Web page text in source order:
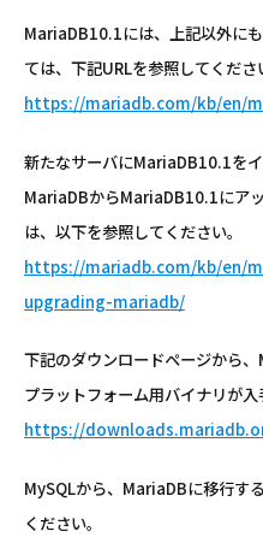
MariaDB10.1には、上記以外に
ては、下記URLを参照してくださ
https://mariadb.com/kb/en/
新たなサーバにMariaDB10.1を
MariaDBからMariaDB10.1にア
は、以下を参照してください。
https://mariadb.com/kb/en/
upgrading-mariadb/
下記のダウンロードページから
プラットフォーム用バイナリが入
https://
MySQLから、MariaDBに移行す
ください。